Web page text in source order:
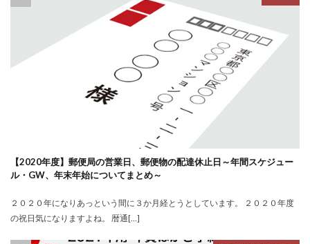
【2020年度】郵便局の営業日、郵便物の配達休止日～年間スケジュー
ル・GW、年末年始についてまとめ～
２０２０年になりあっという間に３か月経とうとしています。 ２０２０年度
の祝日気になりますよね。 暦通[…]